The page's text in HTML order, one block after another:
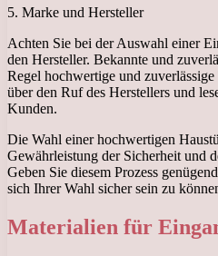
5. Marke und Hersteller
Achten Sie bei der Auswahl einer
den Hersteller. Bekannte und
Regel hochwertige und
über den Ruf des Herstellers und
Kunden.
Die Wahl einer hochwertigen
Gewährleistung der Sicherheit und
Geben Sie diesem Prozess
sich Ihrer Wahl sicher sein zu
Materialien für